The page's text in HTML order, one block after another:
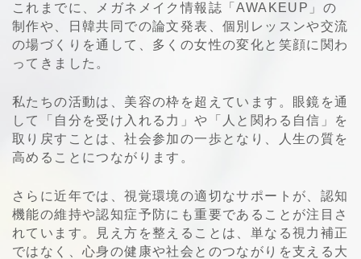
これまでに、メガネメイク情報誌「AWAKEUP」の
制作や、日韓共同での論文発表、個別レッスンや交流
の場づくりを通して、多くの女性の変化と笑顔に関わ
ってきました。
私たちの活動は、美容の枠を超えています。眼鏡を通
して「自分を受け入れる力」や「人と関わる自信」を
取り戻すことは、社会参加の一歩となり、人生の質を
高めることにつながります。
さらに近年では、視覚環境の適切なサポートが、認知
機能の維持や認知症予防にも重要であることが注目さ
れています。見え方を整えることは、単なる視力補正
ではなく、心身の健康や社会とのつながりを支える大